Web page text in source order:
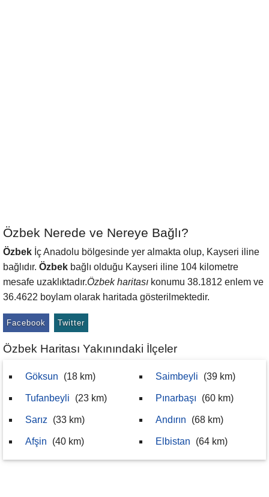
Özbek Nerede ve Nereye Bağlı?
Özbek İç Anadolu bölgesinde yer almakta olup, Kayseri iline
bağlıdır. Özbek bağlı olduğu Kayseri iline 104 kilometre
mesafe uzaklıktadır.Özbek haritası konumu 38.1812 enlem ve
36.4622 boylam olarak haritada gösterilmektedir.
Facebook Twitter
Özbek Haritası Yakınındaki İlçeler
Göksun (18 km)
Tufanbeyli (23 km)
Sarız (33 km)
Afşin (40 km)
Saimbeyli (39 km)
Pınarbaşı (60 km)
Andırın (68 km)
Elbistan (64 km)